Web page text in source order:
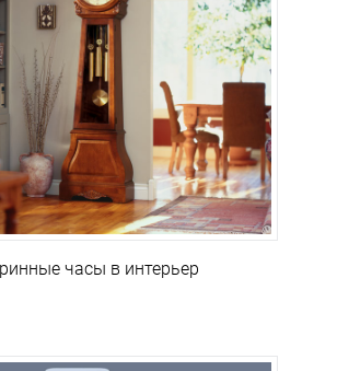
часы в интерьер